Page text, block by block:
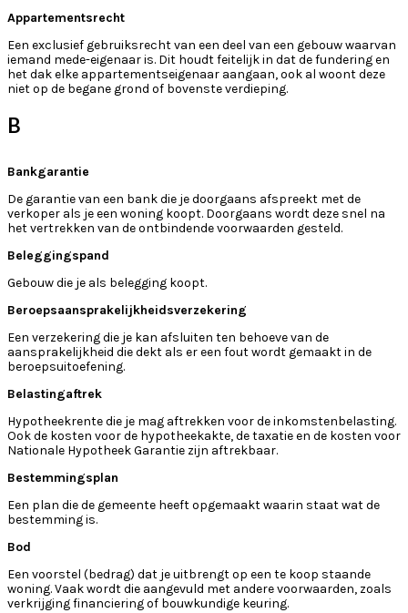
Appartementsrecht
Een exclusief gebruiksrecht van een deel van een gebouw waarvan
iemand mede-eigenaar is. Dit houdt feitelijk in dat de fundering en
het dak elke appartementseigenaar aangaan, ook al woont deze
niet op de begane grond of bovenste verdieping.
B
Bankgarantie
De garantie van een bank die je doorgaans afspreekt met de
verkoper als je een woning koopt. Doorgaans wordt deze snel na
het vertrekken van de ontbindende voorwaarden gesteld.
Beleggingspand
Gebouw die je als belegging koopt.
Beroepsaansprakelijkheidsverzekering
Een verzekering die je kan afsluiten ten behoeve van de
aansprakelijkheid die dekt als er een fout wordt gemaakt in de
beroepsuitoefening.
Belastingaftrek
Hypotheekrente die je mag aftrekken voor de inkomstenbelasting.
Ook de kosten voor de hypotheekakte, de taxatie en de kosten voor
Nationale Hypotheek Garantie zijn aftrekbaar.
Bestemmingsplan
Een plan die de gemeente heeft opgemaakt waarin staat wat de
bestemming is.
Bod
Een voorstel (bedrag) dat je uitbrengt op een te koop staande
woning. Vaak wordt die aangevuld met andere voorwaarden, zoals
verkrijging financiering of bouwkundige keuring.